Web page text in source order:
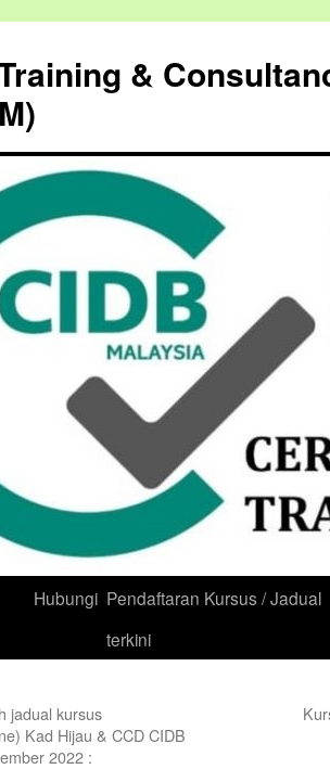
&
Hubungi Pendaftaran Kursus / Jadual
terkini
jadual kursus
Kad Hijau & CCD CIDB
2022 :